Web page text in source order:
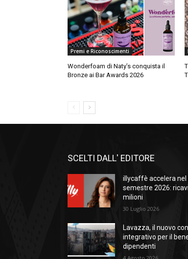
Premi e Riconoscimenti
Wonderfoam di Naty’s conquista il
Bronze ai Bar Awards 2026
SCELTI DALL' EDITORE
illycaffè accelera nel
semestre 2026:
milioni
30 Luglio 2026
Lavazza, il nuovo
integrativo per il
dipendenti